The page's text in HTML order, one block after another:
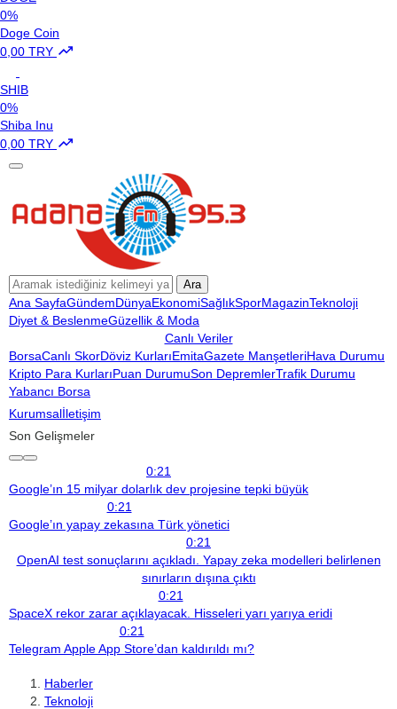
0%
Doge Coin
0,00 TRY
SHIB
0%
Shiba Inu
0,00 TRY
Ara
Ana SayfaGündemDünyaEkonomiSağlıkSporMagazinTeknoloji
Diyet & BeslenmeGüzellik & Moda
Canlı Veriler
BorsaCanlı SkorDöviz KurlarıEmitaGazete ManşetleriHava Durumu
Kripto Para KurlarıPuan DurumuSon DepremlerTrafik Durumu
Yabancı Borsa
Kurumsalİletişim
Son Gelişmeler
0:21
Google’ın 15 milyar dolarlık dev projesine tepki büyük
0:21
Google’ın yapay zekasına Türk yönetici
0:21
OpenAI test sonuçlarını açıkladı. Yapay zeka modelleri belirlenen
sınırların dışına çıktı
0:21
SpaceX rekor zarar açıklayacak. Hisseleri yarı yarıya eridi
0:21
Telegram Apple App Store’dan kaldırıldı mı?
Haberler
Teknoloji